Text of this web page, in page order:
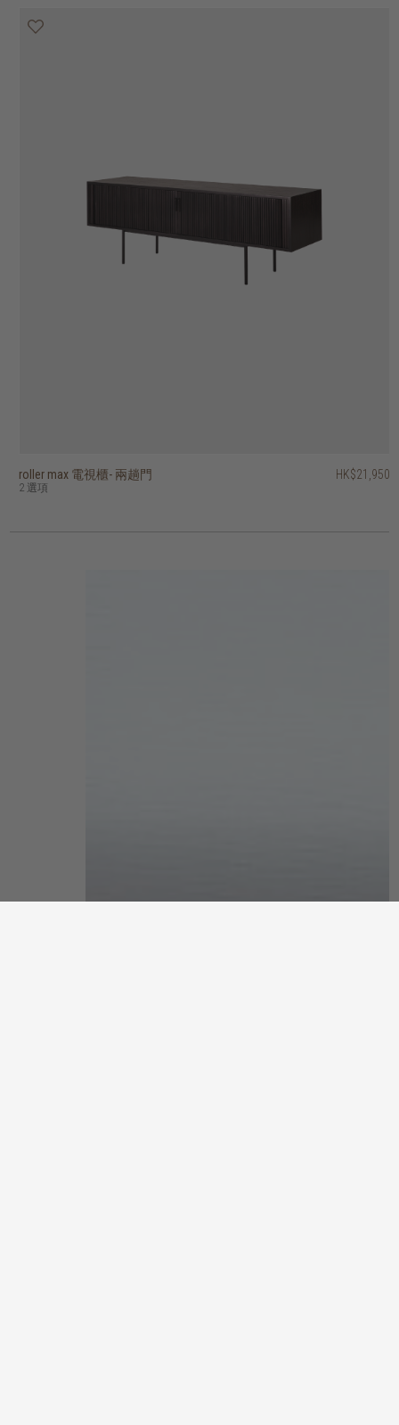
roller max 電視櫃- 兩趟門
2 選項
HK$21,950
timba 電視櫃 - 三抽屜
2 選項
HK$12,950
era 電視櫃 - 兩門、單抽屜 HK$10,950
grace 可延伸電視櫃 - 兩抽屜 HK$13,950
tess 可延伸電視櫃 - 兩抽屜
2 選項
HK$10,950
PI 電視櫃 - 單下揭式櫃門、單抽屜 HK$20,450
vision 電視櫃 - 四門 HK$8,450
klasik 電視櫃 - 兩門、單抽屜
2 選項
HK$8,750
ace 電視櫃 - 四門 HK$18,450
lekk 可延伸電視櫃 - 三抽屜 HK$16,950